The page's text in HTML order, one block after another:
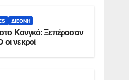
ΔΙΕΘΝΉ
Κονγκό: Ξεπέρασαν
οι νεκροί